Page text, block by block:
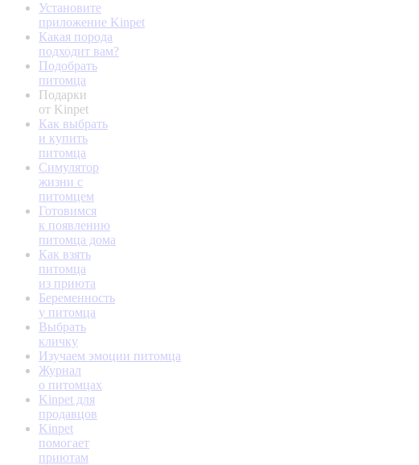
Установите
приложение Kinpet
Какая порода
подходит вам?
Подобрать
питомца
Подарки
от Kinpet
Как выбрать
и купить
питомца
Симулятор
жизни с
питомцем
Готовимся
к появлению
питомца дома
Как взять
питомца
из приюта
Беременность
у питомца
Выбрать
кличку
Изучаем эмоции питомца
Журнал
о питомцах
Kinpet для
продавцов
Kinpet
помогает
приютам